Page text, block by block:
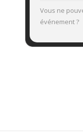
Vous ne
événement ?